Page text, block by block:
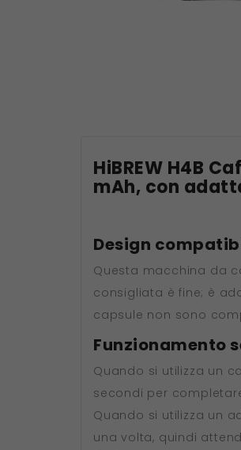
HiBREW H4B
mAh, con
Design
Questa macchina da
consigliata è fine; è
capsule non sono
Funzionamento
Quando si utilizza un
secondi per
Quando si utilizza un
una volta, quindi